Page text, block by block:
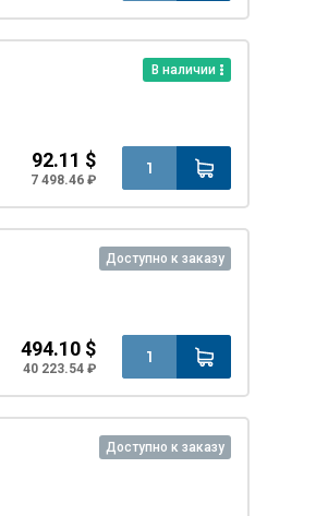
В наличии
92.11 $
7 498.46 ₽
Доступно к заказу
494.10 $
40 223.54 ₽
Доступно к заказу